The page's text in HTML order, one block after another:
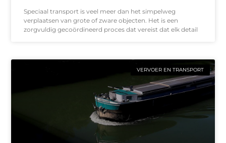
Speciaal transport is veel meer dan het simpelweg
verplaatsen van grote of zware objecten. Het is een
zorgvuldig gecoördineerd proces dat vereist dat elk detail
VERVOER EN TRANSPORT